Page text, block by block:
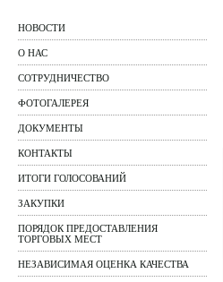
НОВОСТИ
О НАС
СОТРУДНИЧЕСТВО
ФОТОГАЛЕРЕЯ
ДОКУМЕНТЫ
КОНТАКТЫ
ИТОГИ ГОЛОСОВАНИЙ
ЗАКУПКИ
ПОРЯДОК ПРЕДОСТАВЛЕНИЯ
ТОРГОВЫХ МЕСТ
НЕЗАВИСИМАЯ ОЦЕНКА КАЧЕСТВА